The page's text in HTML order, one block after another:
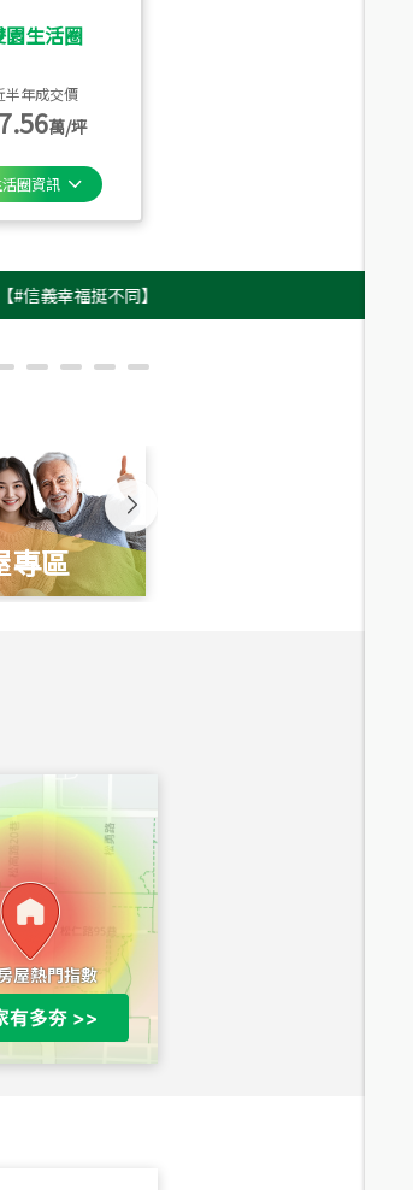
園生活圈
半年成交價
萬/坪
活圈資訊
福挺不同】用實力，讓升職免抽號碼牌！最新雇主品
專區
萬
總價
490萬
總價
萬